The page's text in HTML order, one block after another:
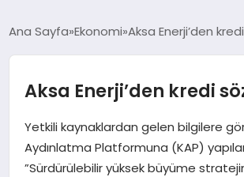
ANASAYFA
GÜNDEM
EĞITIM
Ana Sayfa Ekonomi Aksa Enerji’den
Aksa Enerji’den kredi
Yetkili kaynaklardan gelen bilgilere
Aydınlatma Platformuna (KAP)
”Sürdürülebilir yüksek büyüme